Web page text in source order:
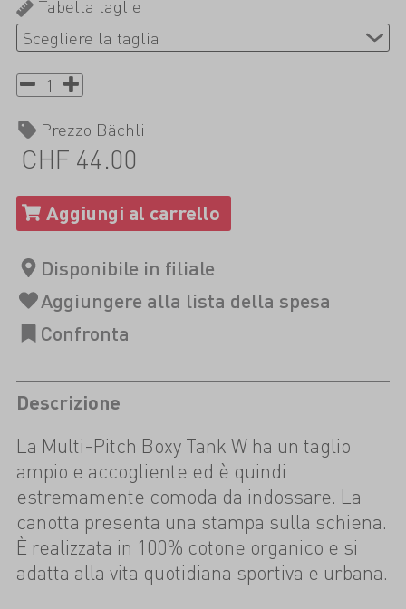
Tabella taglie
Prezzo Bächli
CHF 44.00
Descrizione
La Multi-Pitch Boxy Tank W ha un taglio
ampio e accogliente ed è quindi
estremamente comoda da indossare. La
canotta presenta una stampa sulla schiena.
È realizzata in 100% cotone organico e si
adatta alla vita quotidiana sportiva e urbana.